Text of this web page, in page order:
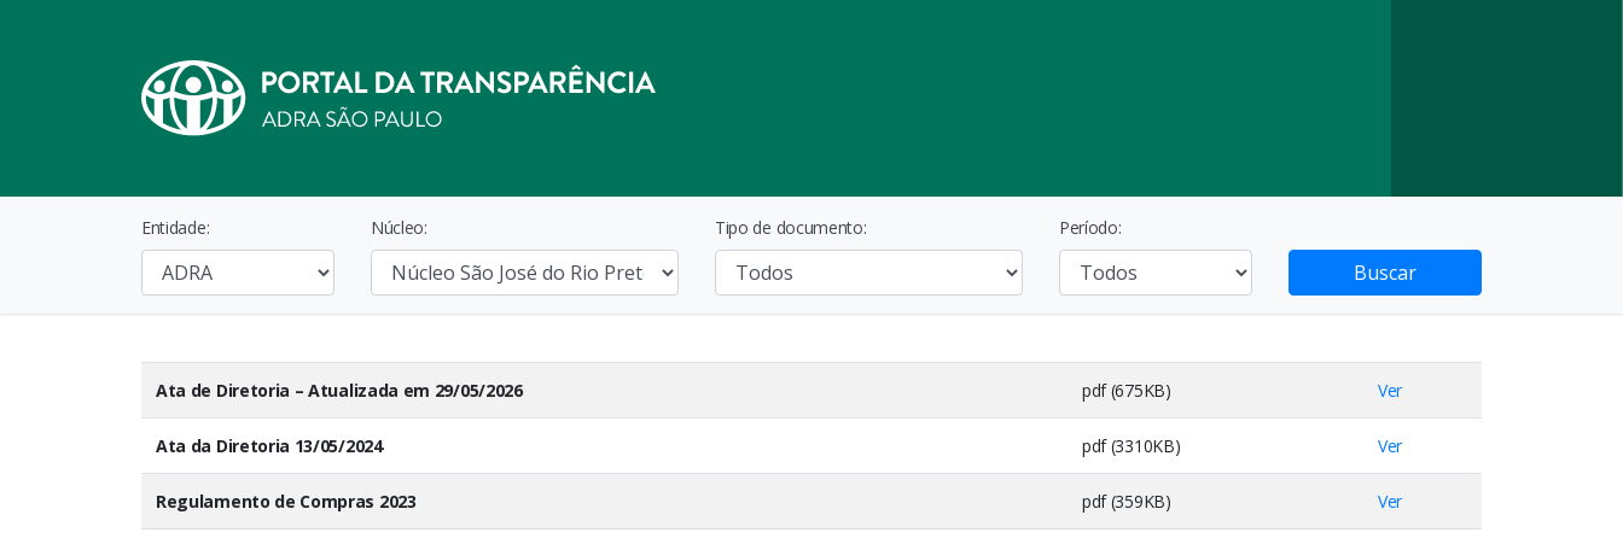
Entidade: Núcleo: Tipo de documento: Período:
Buscar
Ata de Diretoria – Atualizada em 29/05/2026 pdf (675KB) Ver
Ata da Diretoria 13/05/2024 pdf (3310KB) Ver
Regulamento de Compras 2023 pdf (359KB) Ver